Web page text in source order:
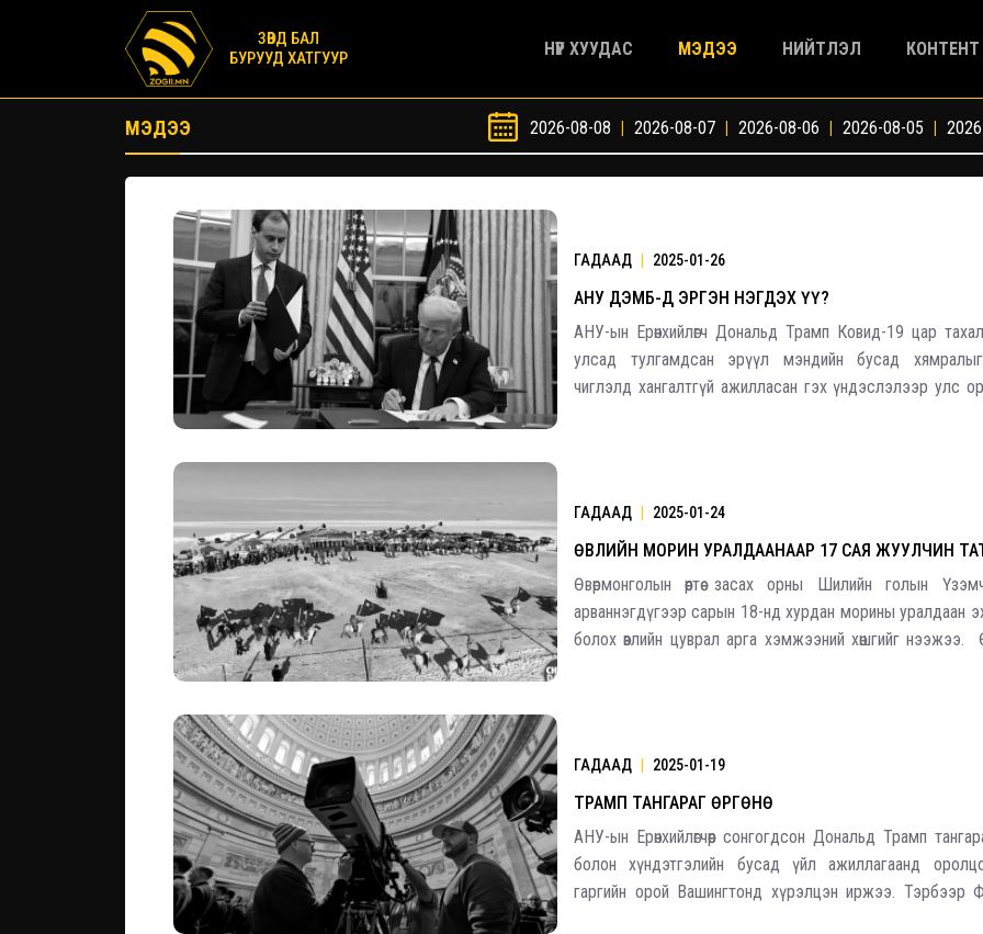
ЗӨВД БАЛ
БУРУУД ХАТГУУР
НҮҮР ХУУДАС МЭДЭЭ НИЙТЛЭЛ КОНТЕНТ
МЭДЭЭ 2026-08-08 | 2026-08-07 | 2026-08-06 | 2026-08-05 |
ГАДААД 2025-01-26
АНУ ДЭМБ-Д ЭРГЭН НЭГДЭХ ҮҮ?
АНУ-ын Ерөнхийлөгч Дональд Трамп Ковид-19 цар
улсад тулгамдсан эрүүл мэндийн бусад хямралыг
чиглэлд хангалтгүй ажилласан гэх үндэслэлээр улс
ГАДААД 2025-01-24
ӨВЛИЙН МОРИН УРАЛДААНААР 17 САЯ ЖУУЛЧИН
Өвөрмонголын өөртөө засах орны Шилийн голын
арваннэгдүгээр сарын 18-нд хурдан морины уралдаан
болох өвлийн цуврал арга хэмжээний хөшгийг нээжээ.
ГАДААД 2025-01-19
ТРАМП ТАНГАРАГ ӨРГӨНӨ
АНУ-ын Ерөнхийлөгчөөр сонгогдсон Дональд Трамп
болон хүндэтгэлийн бусад үйл ажиллагаанд
гаргийн орой Вашингтонд хүрэлцэн иржээ. Тэрбээр